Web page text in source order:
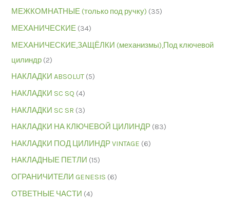
МЕЖКОМНАТНЫЕ (только под ручку) (35)
МЕХАНИЧЕСКИЕ (34)
МЕХАНИЧЕСКИЕ,ЗАЩЁЛКИ (механизмы),Под ключевой
цилиндр (2)
НАКЛАДКИ ABSOLUT (5)
НАКЛАДКИ SC SQ (4)
НАКЛАДКИ SC SR (3)
НАКЛАДКИ НА КЛЮЧЕВОЙ ЦИЛИНДР (83)
НАКЛАДКИ ПОД ЦИЛИНДР VINTAGE (6)
НАКЛАДНЫЕ ПЕТЛИ (15)
ОГРАНИЧИТЕЛИ GENESIS (6)
ОТВЕТНЫЕ ЧАСТИ (4)